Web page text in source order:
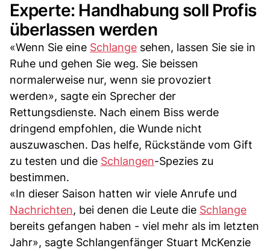
Experte: Handhabung soll Profis
überlassen werden
«Wenn Sie eine Schlange sehen, lassen Sie sie in
Ruhe und gehen Sie weg. Sie beissen
normalerweise nur, wenn sie provoziert
werden», sagte ein Sprecher der
Rettungsdienste. Nach einem Biss werde
dringend empfohlen, die Wunde nicht
auszuwaschen. Das helfe, Rückstände vom Gift
zu testen und die Schlangen-Spezies zu
bestimmen.
«In dieser Saison hatten wir viele Anrufe und
Nachrichten, bei denen die Leute die Schlange
bereits gefangen haben - viel mehr als im letzten
Jahr», sagte Schlangenfänger Stuart McKenzie